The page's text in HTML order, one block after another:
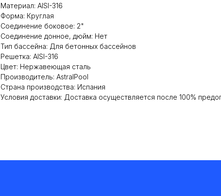
Материал: AISI-316
Форма: Круглая
Соединение боковое: 2"
Соединение донное, дюйм: Нет
Тип бассейна: Для бетонных бассейнов
Решетка: AISI-316
Цвет: Нержавеющая сталь
Производитель: AstralPool
Cтрана производства: Испания
Условия доставки: Доставка осуществляется после 100%